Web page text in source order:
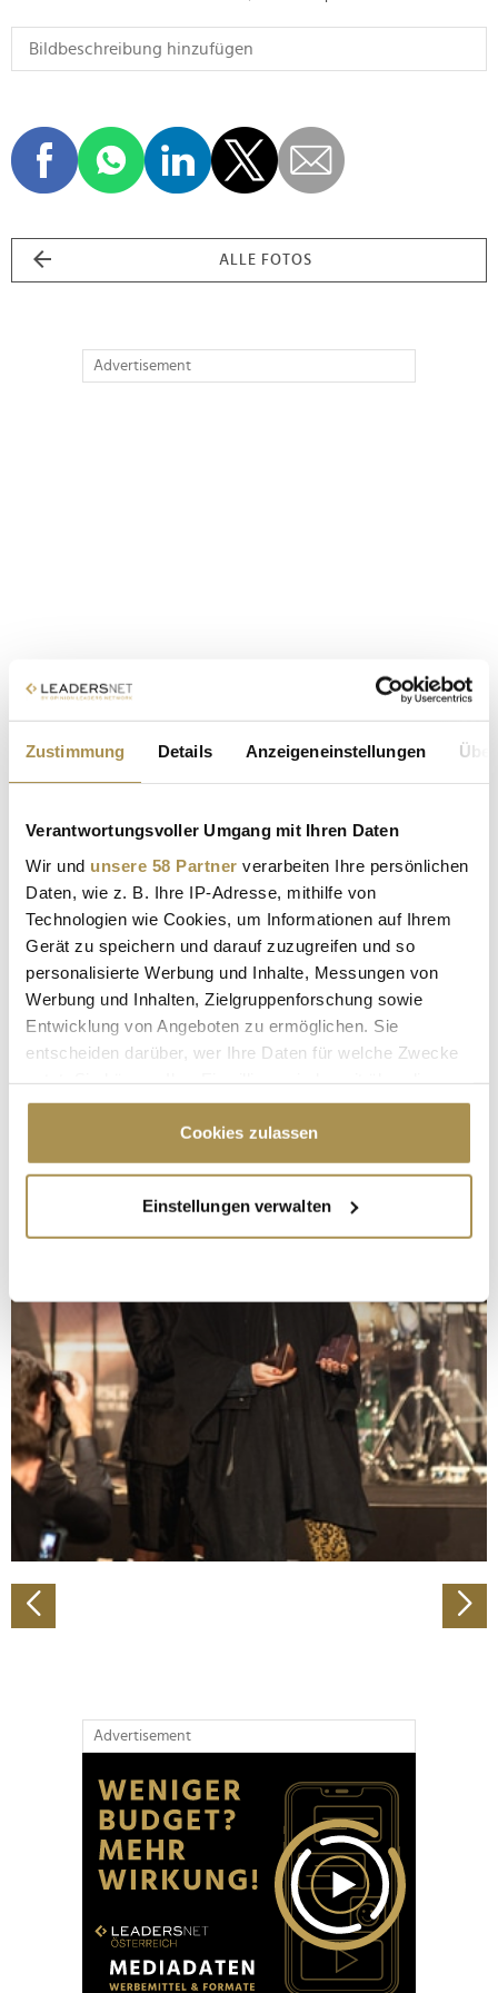
Zustimmung Details Anzeigeneinstellungen
Verantwortungsvoller Umgang mit Ihren Daten
Wir und unsere 58 Partner verarbeiten Ihre persönlichen
Daten, wie z. B. Ihre IP-Adresse, mithilfe von
Technologien wie Cookies, um Informationen auf Ihrem
Gerät zu speichern und darauf zuzugreifen und so
personalisierte Werbung und Inhalte, Messungen von
Werbung und Inhalten, Zielgruppenforschung sowie
Entwicklung von Angeboten zu ermöglichen. Sie
entscheiden darüber, wer Ihre Daten für welche Zwecke
Cookie-Erklärung oder durch Klicken auf das Privacy
Trigger Symbol ändern oder widerrufen
Informationen über Ihre geografische Lage
erfassen, welche bis auf einige Meter genau sein
bestimmten Merkmalen (Fingerprinting) identifizieren
Erfahren Sie mehr darüber, wie Ihre persönlichen Daten
verarbeitet werden, und legen Sie Ihre Präferenzen im
Abschnitt Einzelheiten fest.
Wir verwenden Cookies, um Inhalte und Anzeigen zu
personalisieren, Funktionen für soziale Medien anbieten
zu können und die Zugriffe auf unsere Website zu
analysieren. Außerdem geben wir Informationen zu Ihrer
Verwendung unserer Website an unsere Partner für
soziale Medien, Werbung und Analysen weiter. Unsere
Partner führen diese Informationen möglicherweise mit
Cookies zulassen
Einstellungen verwalten
ALLE FOTOS
Advertisement
Advertisement